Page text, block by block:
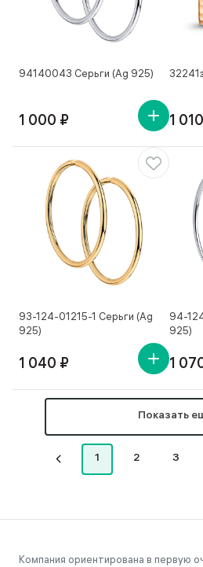
94140043 Серьги (Ag 925)
1 000 ₽ 1
93-124-01215-1 Серьги (Ag
925)
1 040 ₽
94-
925)
1
Показать
1 2 3
Компания ориентирована в первую